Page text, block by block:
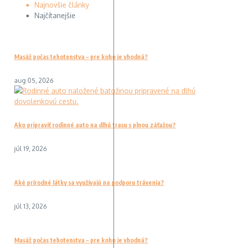
Najnovšie články
Najčítanejšie
Masáž počas tehotenstva – pre koho je vhodná?
aug 05, 2026
Ako pripraviť rodinné auto na dlhú trasu s plnou záťažou?
júl 19, 2026
Aké prírodné látky sa využívajú na podporu trávenia?
júl 13, 2026
Masáž počas tehotenstva – pre koho je vhodná?